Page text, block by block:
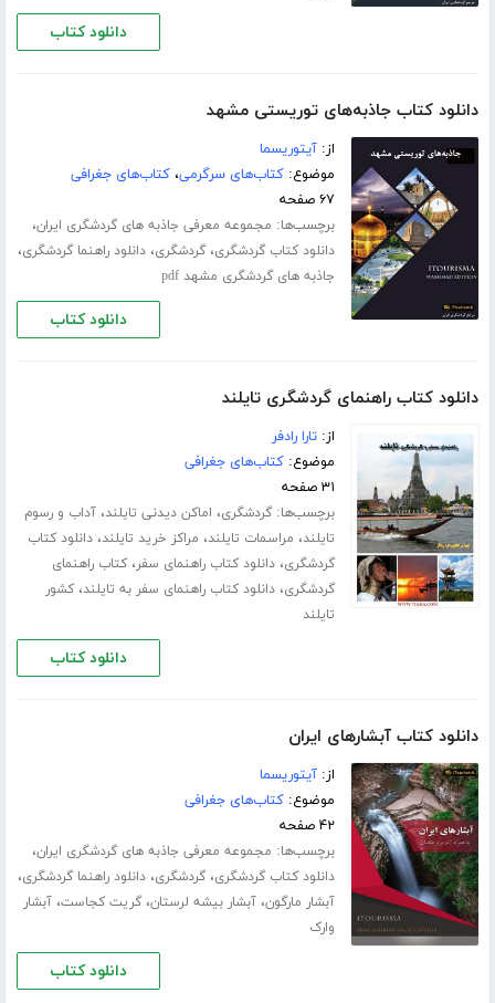
دانلود کتاب
دانلود کتاب جاذبه‌های توریستی مشهد
از:آیتوریسما
موضوع:کتاب‌های سرگرمی،کتاب‌های جغرافی
۶۷ صفحه
برچسب‌ها: مجموعه معرفی جاذبه های گردشگری ایران،
دانلود کتاب گردشگری،گردشگری،دانلود راهنما گردشگری،
جاذبه های گردشگری مشهد pdf
دانلود کتاب
دانلود کتاب راهنمای گردشگری تایلند
از:تارا رادفر
موضوع:کتاب‌های جغرافی
۳۱ صفحه
برچسب‌ها:گردشگری، اماکن دیدنی تایلند،آداب و رسوم
تایلند، مراسمات تایلند، مراکز خرید تایلند،دانلود کتاب
گردشگری،دانلود کتاب راهنمای سفر،کتاب راهنمای
گردشگری،دانلود کتاب راهنمای سفر به تایلند،کشور
تایلند
دانلود کتاب
دانلود کتاب آبشارهای ایران
از:آیتوریسما
موضوع:کتاب‌های جغرافی
۴۲ صفحه
برچسب‌ها: مجموعه معرفی جاذبه های گردشگری ایران،
دانلود کتاب گردشگری،گردشگری،دانلود راهنما گردشگری،
آبشار مارگون،آبشار بیشه لرستان،گریت کجاست،آبشار
وارک
دانلود کتاب